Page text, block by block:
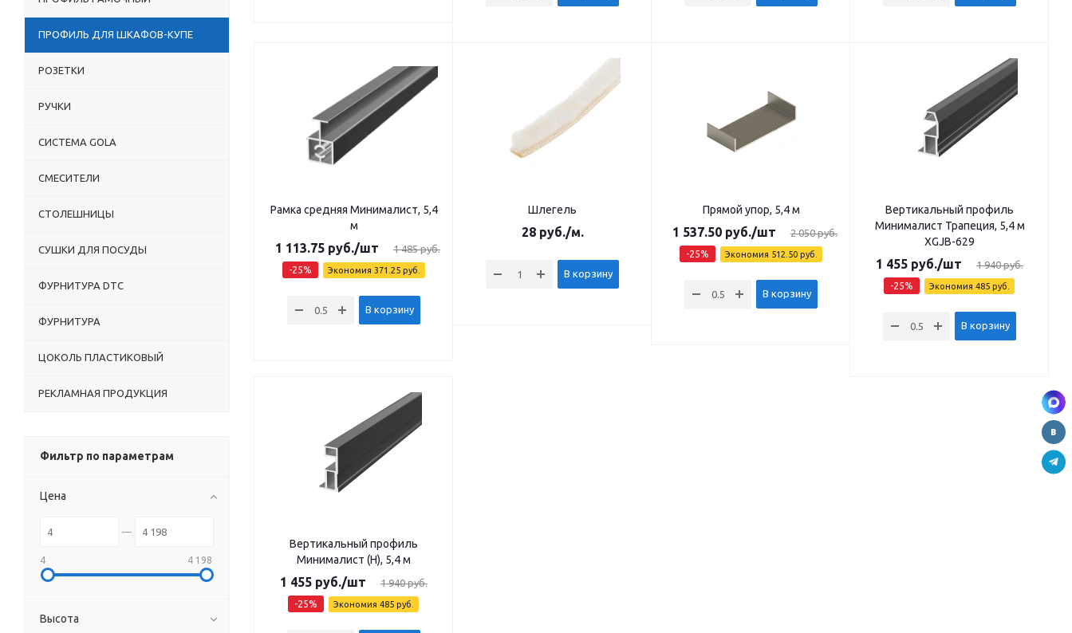
Рамка средняя Минималист, 5,4
м
1 113.75 руб./шт 1 485руб.
-25% Экономия 371.25руб.
В корзину
Шлегель
28руб./м.
В корзину
Прямой упор, 5,4 м
1 537.50 руб./шт 2 050руб.
-25% Экономия 512.50руб.
В корзину
Вертикальный профиль
Минималист Трапеция, 5,4 м
XGJB-629
1 455 руб./шт 1 940руб.
-25% Экономия 485 руб.
В корзину
Вертикальный профиль
Минималист (H), 5,4 м
1 455 руб./шт 1 940руб.
-25% Экономия 485 руб.
ПРОФИЛЬ ДЛЯ ШКАФОВ-КУПЕ
РОЗЕТКИ
РУЧКИ
СИСТЕМА GOLA
СМЕСИТЕЛИ
СТОЛЕШНИЦЫ
СУШКИ ДЛЯ ПОСУДЫ
ФУРНИТУРА DTC
ФУРНИТУРА
ЦОКОЛЬ ПЛАСТИКОВЫЙ
РЕКЛАМНАЯ ПРОДУКЦИЯ
Фильтр по параметрам
Цена
4 4 198
Высота